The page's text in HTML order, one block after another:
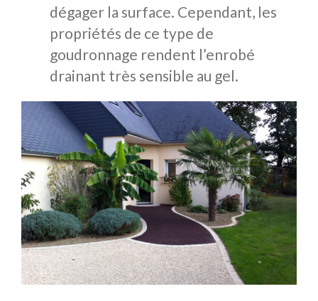
dégager la surface. Cependant, les
propriétés de ce type de
goudronnage rendent l’enrobé
drainant très sensible au gel.